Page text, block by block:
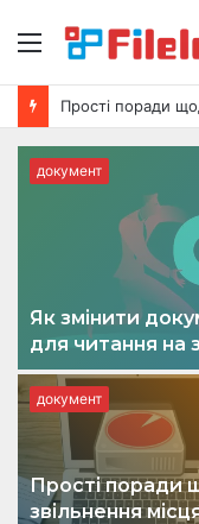
Меню
Прості поради
документ
Як змінити
для читання на
документ
Прості поради
звільнення